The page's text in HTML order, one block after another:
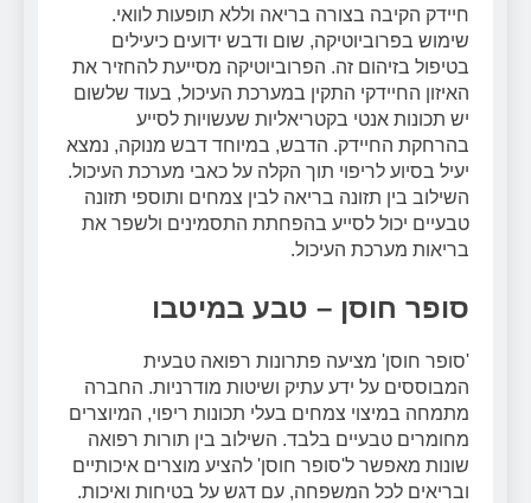
חיידק הקיבה בצורה בריאה וללא תופעות לוואי.
שימוש בפרוביוטיקה, שום ודבש ידועים כיעילים
בטיפול בזיהום זה. הפרוביוטיקה מסייעת להחזיר את
האיזון החיידקי התקין במערכת העיכול, בעוד שלשום
יש תכונות אנטי בקטריאליות שעשויות לסייע
בהרחקת החיידק. הדבש, במיוחד דבש מנוקה, נמצא
יעיל בסיוע לריפוי תוך הקלה על כאבי מערכת העיכול.
השילוב בין תזונה בריאה לבין צמחים ותוספי תזונה
טבעיים יכול לסייע בהפחתת התסמינים ולשפר את
בריאות מערכת העיכול.
סופר חוסן – טבע במיטבו
'סופר חוסן' מציעה פתרונות רפואה טבעית
המבוססים על ידע עתיק ושיטות מודרניות. החברה
מתמחה במיצוי צמחים בעלי תכונות ריפוי, המיוצרים
מחומרים טבעיים בלבד. השילוב בין תורות רפואה
שונות מאפשר ל'סופר חוסן' להציע מוצרים איכותיים
ובריאים לכל המשפחה, עם דגש על בטיחות ואיכות.